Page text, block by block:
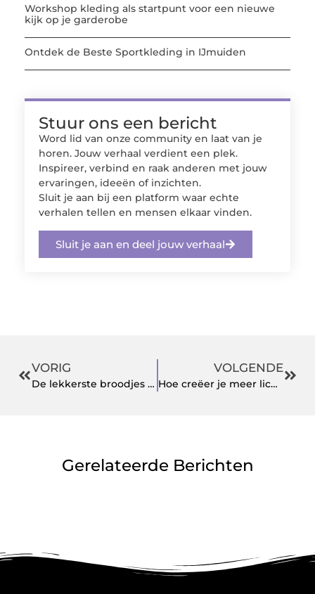
Workshop kleding als startpunt voor een nieuwe
kijk op je garderobe
Ontdek de Beste Sportkleding in IJmuiden
Stuur ons een bericht
Word lid van onze community en laat van je
horen. Jouw verhaal verdient een plek.
Inspireer, verbind en raak anderen met jouw
ervaringen, ideeën of inzichten.
Sluit je aan bij een platform waar echte
verhalen tellen en mensen elkaar vinden.
Sluit je aan en deel jouw verhaal
VORIG
De lekkerste broodjes bestel je online
VOLGENDE
Hoe creëer je meer licht in huis?
Gerelateerde Berichten